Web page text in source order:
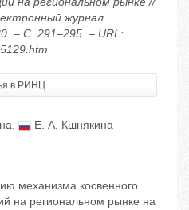
журнал
– С. 291–295. – URL:
в РИНЦ
,
Е. А. Кшнякина
механизма косвенного
на региональном рынке на